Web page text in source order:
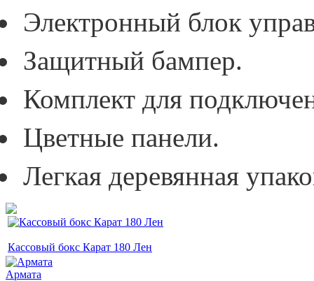
Электронный блок
Защитный бампер.
Комплект для
Цветные панели.
Легкая деревянная
Кассовый бокс Карат 180 Лен
Армата